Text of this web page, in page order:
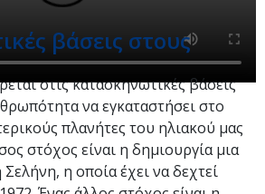
βάσεις στους
στις κατασκηνωτικές βάσεις
να εγκαταστήσει στο
πλανήτες του ηλιακού μας
στόχος είναι η δημιουργία μια
η οποία έχει να δεχτεί